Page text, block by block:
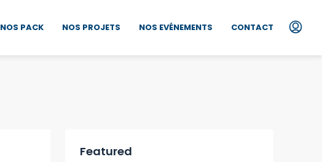
NOS PACK NOS PROJETS NOS EVÉNEMENTS CONTACT
Featured
A partir2,500$